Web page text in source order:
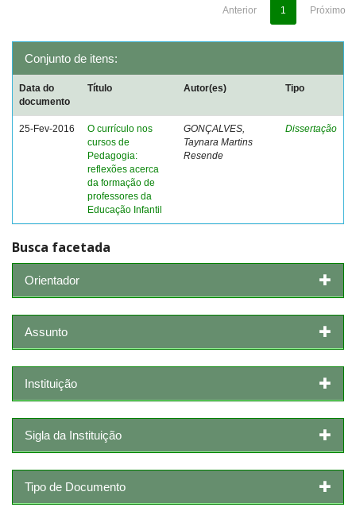
Anterior 1 Próximo
Conjunto de itens:
Data do
documento
Título Autor(es) Tipo
25-Fev-2016
O currículo nos
cursos de
Pedagogia:
reflexões acerca
da formação de
professores da
Educação Infantil
GONÇALVES,
Taynara Martins
Resende
Dissertação
Busca facetada
Orientador
Assunto
Instituição
Sigla da Instituição
Tipo de Documento